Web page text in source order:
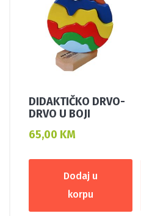
DIDAKTIČKO DRVO-
DRVO U BOJI
65,00 KM
Dodaj u
korpu